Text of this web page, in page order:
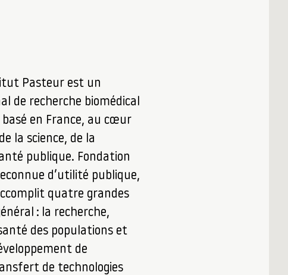
Pasteur est un
de recherche biomédical
en France, au cœur
la science, de la
publique. Fondation
d’utilité publique,
quatre grandes
: la recherche,
des populations et
de
de technologies